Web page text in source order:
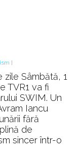
]
Sâmbătă, 1
TVR1 va fi
SWIM. Un
Iancu
fără
de
sincer într-o